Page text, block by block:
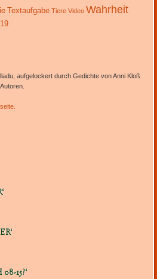
Textaufgabe Tiere Video Wahrheit
aufgelockert durch Gedichte von Anni Kloß
15?‘